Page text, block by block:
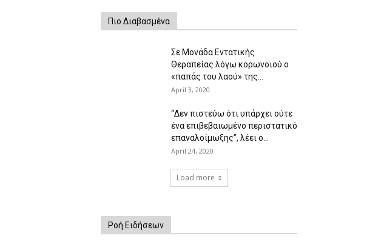
Πιο Διαβασμένα
Σε Μονάδα Εντατικής
Θεραπείας λόγω κορωνοϊού ο
«παπάς του λαού» της...
April 3, 2020
“Δεν πιστεύω ότι υπάρχει ούτε
ένα επιβεβαιωμένο περιστατικό
επαναλοίμωξης”, λέει ο...
April 24, 2020
Load more
Ροή Ειδήσεων